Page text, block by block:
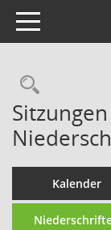
Toggle navigation
Kalender